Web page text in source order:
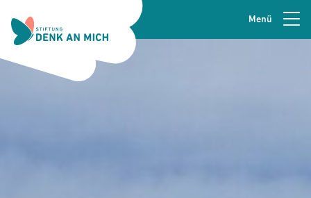
Zur Navigation springen
Zum Hauptinhalt springen
Seitenkopfzeile
Menü